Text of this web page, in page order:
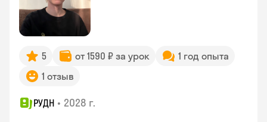
5 от 1590 ₽ за урок
1 год опыта
1 отзыв
РУДН • 2028 г.